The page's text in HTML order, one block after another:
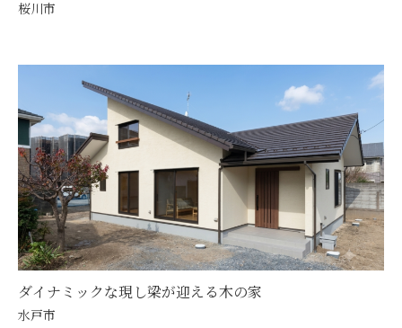
桜川市
ダイナミックな現し梁が迎える木の家
水戸市